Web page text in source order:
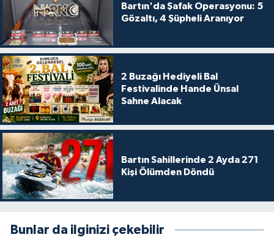
Bartın'da Şafak Operasyonu: 5
Gözaltı, 4 Şüpheli Aranıyor
2 Buzağı Hediyeli Bal
Festivalinde Hande Ünsal
Sahne Alacak
Bartın Sahillerinde 2 Ayda 271
Kişi Ölümden Döndü
Bunlar da ilginizi çekebilir